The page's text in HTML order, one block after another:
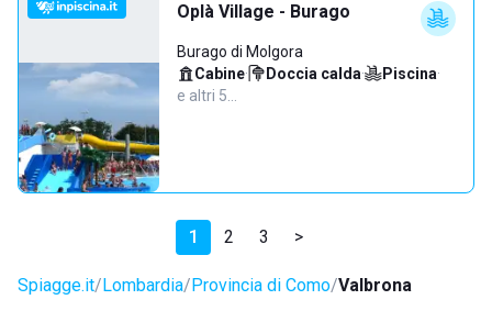
Oplà Village - Burago
Burago di Molgora
Cabine· Doccia calda· Piscina·
e altri 5…
1 2 3 >
Spiagge.it Lombardia Provincia di Como Valbrona